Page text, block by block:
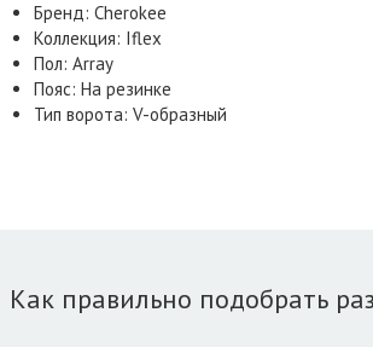
Бренд: Cherokee
Коллекция: Iflex
Пол: Array
Пояс: На резинке
Тип ворота: V-образный
Как правильно подобрать